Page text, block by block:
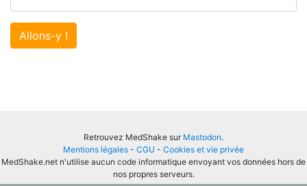
Allons-y !
Retrouvez MedShake sur Mastodon.
Mentions légales - CGU - Cookies et vie privée
MedShake.net n'utilise aucun code informatique envoyant vos données hors de
nos propres serveurs.